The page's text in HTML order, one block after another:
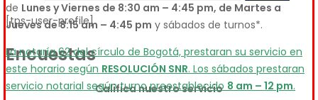
[tps-user-profile]
Encuestas
Califica nuestro servicio
de Lunes y Viernes de 8:30 am – 4:45 pm, de Martes a
Jueves de 8:15 am – 4:45 pm y sábados de turnos*.
La notaría 62 del círculo de Bogotá, prestaran su servicio en
este horario según RESOLUCIÓN SNR. Los sábados prestaran
servicio notarial según turno preestablecido 8 am – 12 pm.